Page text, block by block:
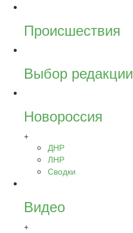
Происшествия
Выбор редакции
Новороссия
+
ДНР
ЛНР
Сводки
Видео
+